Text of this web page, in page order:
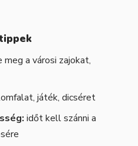
meg a városi zajokat,
játék, dicséret
időt kell szánni a